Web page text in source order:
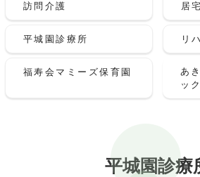
訪問介護 居
平城園診療所 リ
福寿会マミーズ保育園
あ
ッ
平城園診療